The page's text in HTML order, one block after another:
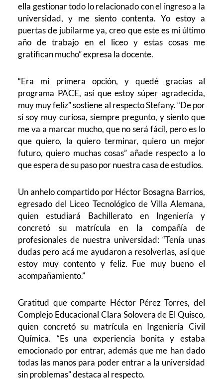
ella gestionar todo lo relacionado con el ingreso a la
universidad, y me siento contenta. Yo estoy a
puertas de jubilarme ya, creo que este es mi último
año de trabajo en el liceo y estas cosas me
gratifican mucho” expresa la docente.
“Era mi primera opción, y quedé gracias al
programa PACE, así que estoy súper agradecida,
muy muy feliz” sostiene al respecto Stefany. “De por
sí soy muy curiosa, siempre pregunto, y siento que
me va a marcar mucho, que no será fácil, pero es lo
que quiero, la quiero terminar, quiero un mejor
futuro, quiero muchas cosas” añade respecto a lo
que espera de su paso por nuestra casa de estudios.
Un anhelo compartido por Héctor Bosagna Barrios,
egresado del Liceo Tecnológico de Villa Alemana,
quien estudiará Bachillerato en Ingeniería y
concretó su matrícula en la compañía de
profesionales de nuestra universidad: “Tenía unas
dudas pero acá me ayudaron a resolverlas, así que
estoy muy contento y feliz. Fue muy bueno el
acompañamiento.”
Gratitud que comparte Héctor Pérez Torres, del
Complejo Educacional Clara Solovera de El Quisco,
quien concretó su matrícula en Ingeniería Civil
Química. “Es una experiencia bonita y estaba
emocionado por entrar, además que me han dado
todas las manos para poder entrar a la universidad
sin problemas” destaca al respecto.